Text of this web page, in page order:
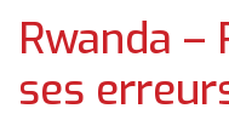
Rwanda –
ses